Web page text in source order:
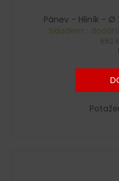
Pánev - Hliník -
Skladem :